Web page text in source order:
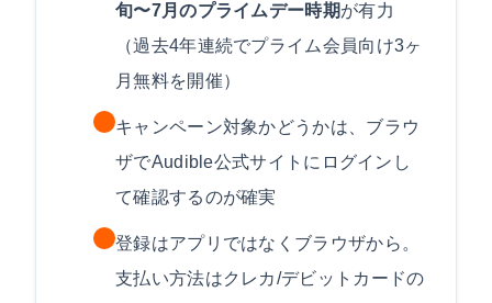
旬〜7月のプライムデー時期が有力
（過去4年連続でプライム会員向け3ヶ
月無料を開催）
キャンペーン対象かどうかは、ブラウ
ザでAudible公式サイトにログインし
て確認するのが確実
登録はアプリではなくブラウザから。
支払い方法はクレカ/デビットカードの